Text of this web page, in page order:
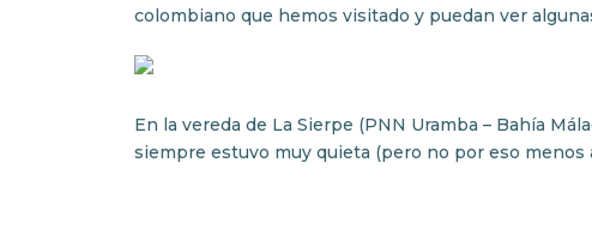
colombiano que hemos visitado y puedan ver
En la vereda de La Sierpe (PNN Uramba – Bahía
siempre estuvo muy quieta (pero no por eso menos